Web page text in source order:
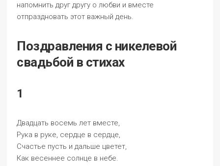
напомнить друг другу о любви и вместе
отпраздновать этот важный день.
Поздравления с никелевой
свадьбой в стихах
1
Двадцать восемь лет вместе,
Рука в руке, сердце в сердце,
Счастье пусть и дальше цветет,
Как весеннее солнце в небе.